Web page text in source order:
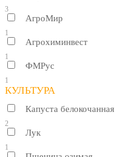
3
АгроМир
1
Агрохиминвест
1
ФМРус
1
КУЛЬТУРА
Капуста белокочанная
2
Лук
1